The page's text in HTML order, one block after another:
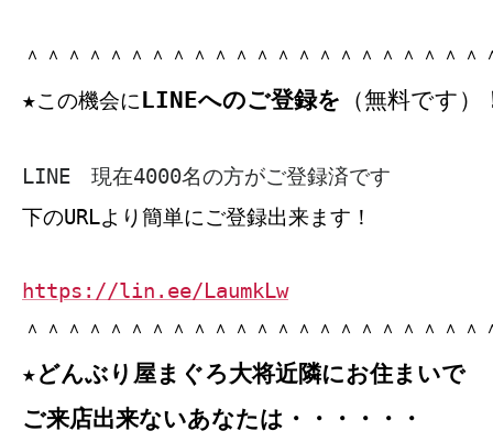
＾＾＾＾＾＾＾＾＾＾＾＾＾＾＾＾＾＾＾＾＾
★この機会にLINEへのご登録を （無料です）
LINE 現在4000名の方がご登録済です
下のURLより簡単にご登録出来ます！
https://lin.ee/LaumkLw
＾＾＾＾＾＾＾＾＾＾＾＾＾＾＾＾＾＾＾＾＾
★どんぶり屋まぐろ大将近隣にお住まいで
ご来店出来ないあなたは・・・・・・